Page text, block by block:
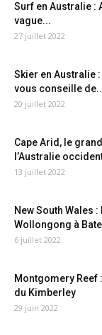
Surf en Australie :
vague...
27 juillet 2022
Skier en Australie
vous conseille
20 juillet 2022
Cape Arid, le
l’Australie
13 juillet 2022
New South Wales
Wollongong à
6 juillet 2022
Montgomery
du Kimberley
29 juin 2022